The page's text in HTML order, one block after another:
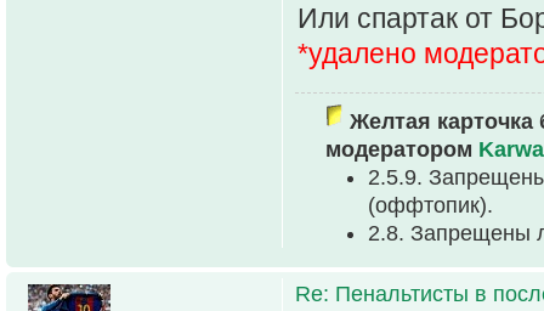
Или спартак от
*удалено
Желтая карточка
модератором
2.5.9.
(оффтопик).
2.8. Запрещены
Re: Пенальтисты в